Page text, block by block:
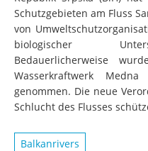
Schutzgebieten am Fluss
von
biologischer
Bedauerlicherweise
Wasserkraftwerk
genommen. Die neue
Schlucht des Flusses
Balkanrivers